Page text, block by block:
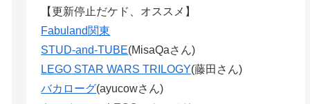
【更新停止だケド、オススメ】
Fabuland関東
STUD-and-TUBE(MisaQaさん)
LEGO STAR WARS TRILOGY(藤田さん)
バカローグ(ayucowさん)